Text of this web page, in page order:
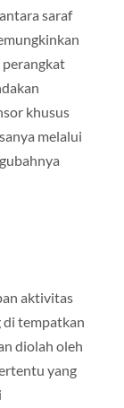
saraf
khusus
melalui
aktivitas
di tempatkan
diolah oleh
yang